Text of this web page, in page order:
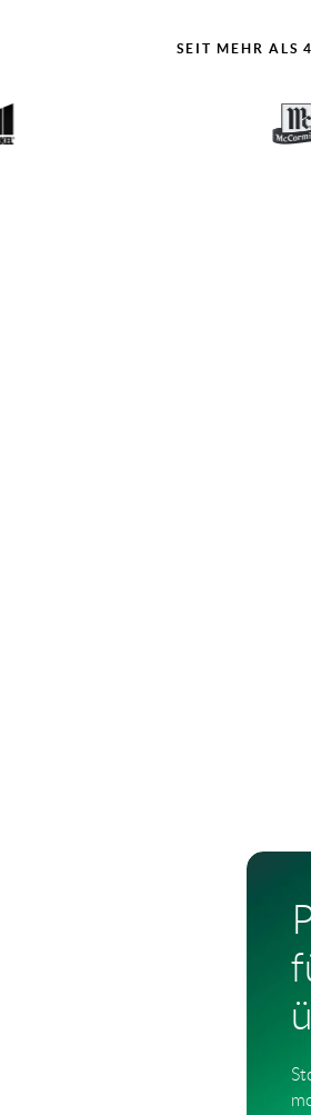
SEIT MEHR ALS